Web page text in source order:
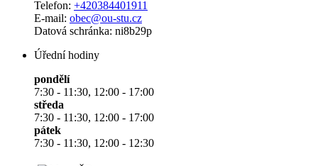
Telefon: +420384401911
E-mail: obec@ou-stu.cz
Datová schránka: ni8b29p
Úřední hodiny
pondělí
7:30 - 11:30, 12:00 - 17:00
středa
7:30 - 11:30, 12:00 - 17:00
pátek
7:30 - 11:30, 12:00 - 12:30